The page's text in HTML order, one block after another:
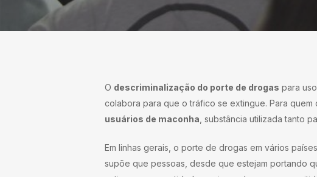
O descriminalização do porte de drogas para
colabora para que o tráfico se extingue. Para quem
usuários de maconha , substância utilizada tanto
Em linhas gerais, o porte de drogas em vários
supõe que pessoas, desde que estejam portando